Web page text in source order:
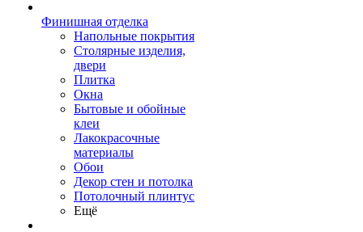
Финишная отделка
Напольные покрытия
Столярные изделия,
двери
Плитка
Окна
Бытовые и обойные
клеи
Лакокрасочные
материалы
Обои
Декор стен и потолка
Потолочный плинтус
Ещё